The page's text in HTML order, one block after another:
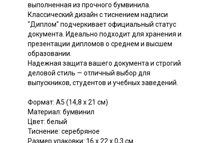
выполненная из прочного бумвинила.
Классический дизайн с тиснением надписи
"Диплом" подчеркивает официальный статус
документа. Идеально подходит для хранения и
презентации дипломов о среднем и высшем
образовании.
Надежная защита вашего документа и строгий
деловой стиль — отличный выбор для
выпускников, студентов и учебных заведений.
Формат: А5 (14,8 х 21 см)
Материал: бумвинил
Цвет: белый
Тиснение: серебряное
Размер упаковки: 16 х 22 х 0,3 см